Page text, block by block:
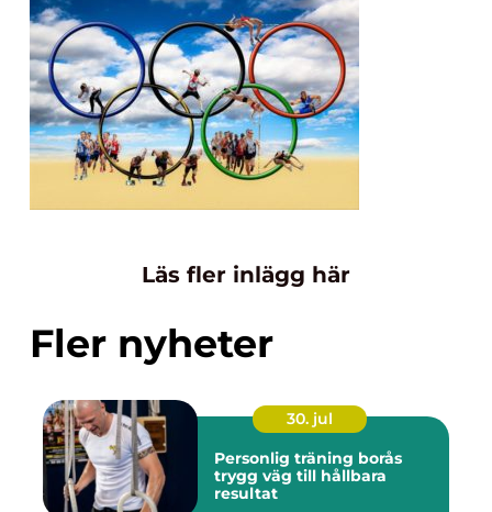
Läs fler inlägg här
Fler nyheter
30. jul
Personlig träning borås
trygg väg till hållbara
resultat